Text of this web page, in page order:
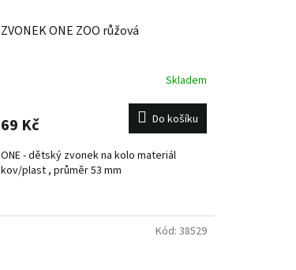
ZVONEK ONE ZOO růžová
Skladem
69 Kč Do košíku
ONE - dětský zvonek na kolo materiál
kov/plast , průměr 53 mm
Kód: 38529